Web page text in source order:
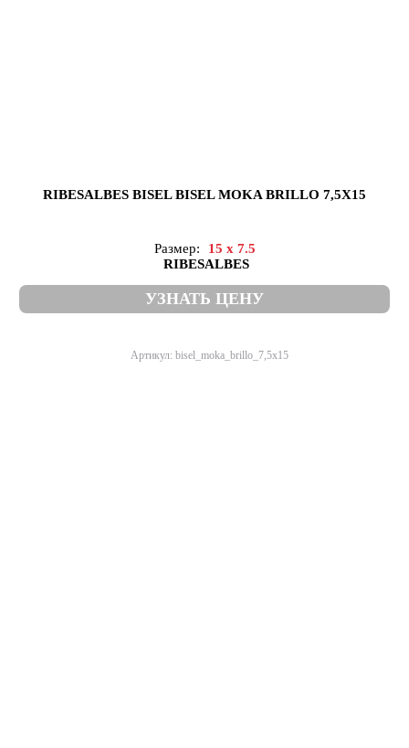
RIBESALBES BISEL BISEL MOKA BRILLO 7,5X15
Размер:
15 x 7.5
RIBESALBES
УЗНАТЬ ЦЕНУ
Артикул: bisel_moka_brillo_7,5x15